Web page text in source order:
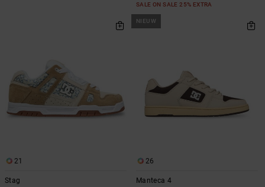
SALE ON SALE 25% EXTRA
21
Stag
NIEUW
26
Manteca 4